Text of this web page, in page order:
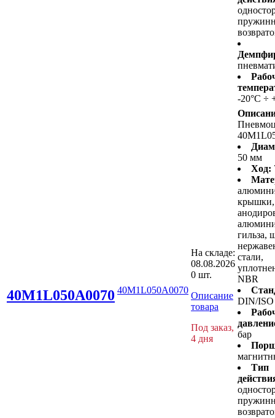
-20°C ÷
40M1L050A0070 40M1L050A0070
На складе:
08.08.2026
0 шт.
Описание
товара
Под заказ,
4 дня
50 мм
Ход:
крышки,
гильза,
стали,
NBR
DIN/ISO
бар
Тип